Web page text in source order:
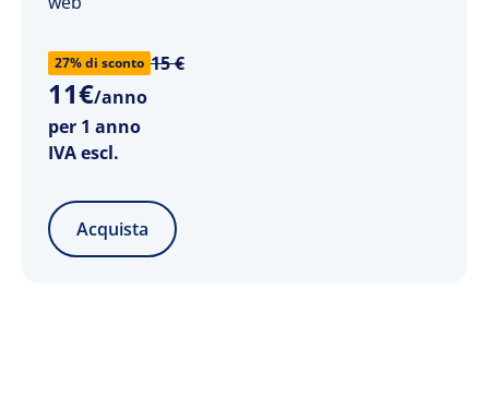
27% di sconto 15 €
11€/anno
per 1 anno
IVA escl.
Acquista